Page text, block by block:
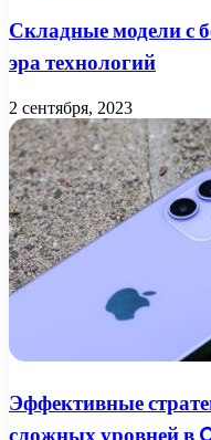
Складные модели с
эра технологий
2 сентября, 2023
Эффективные